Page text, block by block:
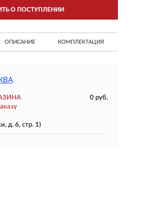
О ПОСТУПЛЕНИИ
ОПИСАНИЕ КОМПЛЕКТАЦИЯ
0 руб.
д. 6, стр. 1)